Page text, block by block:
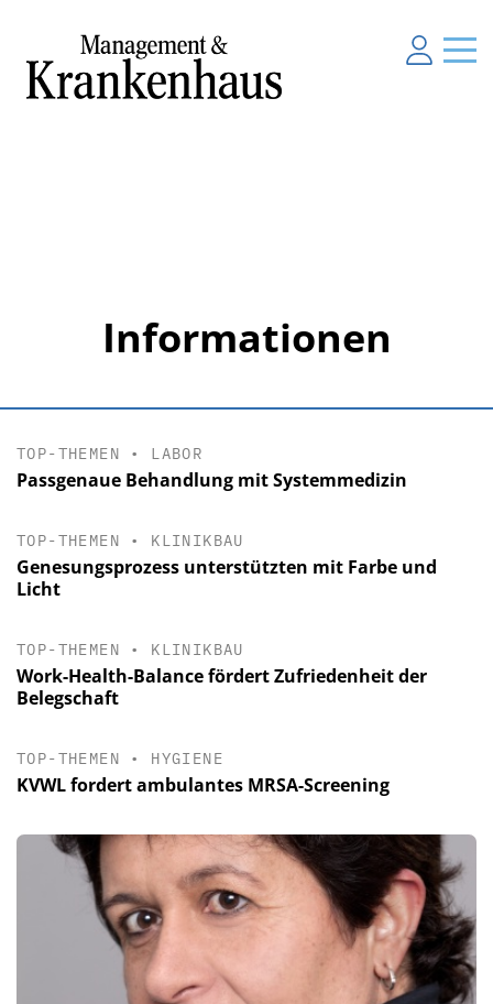
Informationen
TOP-THEMEN • LABOR
Passgenaue Behandlung mit Systemmedizin
TOP-THEMEN • KLINIKBAU
Genesungsprozess unterstützten mit Farbe und
Licht
TOP-THEMEN • KLINIKBAU
Work-Health-Balance fördert Zufriedenheit der
Belegschaft
TOP-THEMEN • HYGIENE
KVWL fordert ambulantes MRSA-Screening